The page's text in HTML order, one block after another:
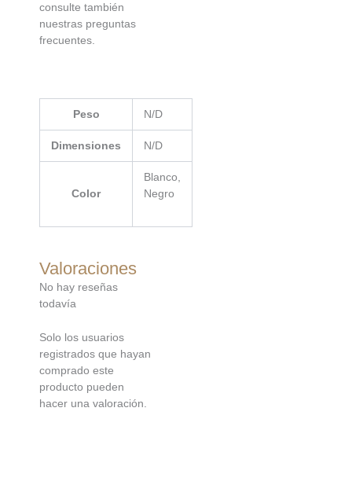
consulte también
nuestras preguntas
frecuentes.
Peso N/D
Dimensiones N/D
Color
Blanco,
Negro
Valoraciones
No hay reseñas
todavía
Solo los usuarios
registrados que hayan
comprado este
producto pueden
hacer una valoración.